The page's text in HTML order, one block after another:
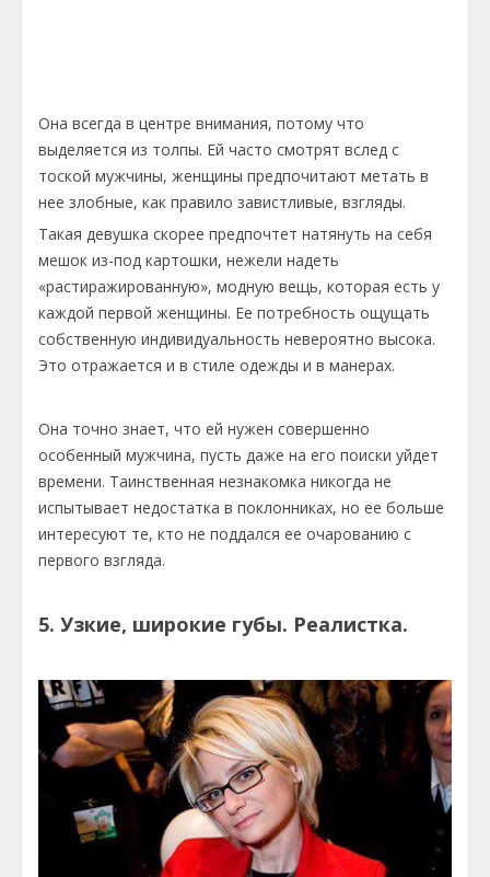
Она всегда в центре внимания, потому что
выделяется из толпы. Ей часто смотрят вслед с
тоской мужчины, женщины предпочитают метать в
нее злобные, как правило завистливые, взгляды.
Такая девушка скорее предпочтет натянуть на себя
мешок из-под картошки, нежели надеть
«растиражированную», модную вещь, которая есть у
каждой первой женщины. Ее потребность ощущать
собственную индивидуальность невероятно высока.
Это отражается и в стиле одежды и в манерах.
Она точно знает, что ей нужен совершенно
особенный мужчина, пусть даже на его поиски уйдет
времени. Таинственная незнакомка никогда не
испытывает недостатка в поклонниках, но ее больше
интересуют те, кто не поддался ее очарованию с
первого взгляда.
5. Узкие, широкие губы. Реалистка.